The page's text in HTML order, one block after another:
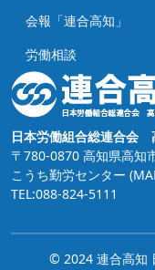
会報「連合高知」
労働相談
日本労働組合総連合会
〒780-0870 高知県高知
こうち勤労センター
TEL:088-824-5111
© 2024 連合高知